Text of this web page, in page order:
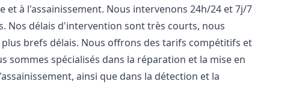
et à l'assainissement. Nous intervenons 24h/24 et 7j/7
Nos délais d'intervention sont très courts, nous
brefs délais. Nous offrons des tarifs compétitifs et
sommes spécialisés dans la réparation et la mise en
ainsi que dans la détection et la